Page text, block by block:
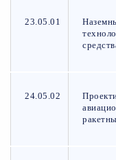
23.05.01
24.05.02